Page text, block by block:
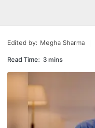
Edited by: Megha Sharma
Read Time: 3 mins